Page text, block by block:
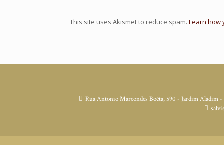
This site uses Akismet to reduce spam. Learn how
Rua Antonio Marcondes Boêta, 590 - Jardim Aladim -